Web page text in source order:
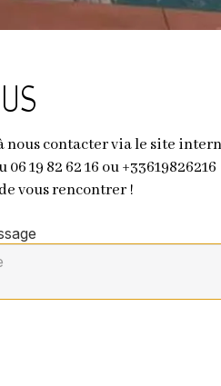
nous contacter via le site
19 82 62 16 ou +33619826216
vous rencontrer !